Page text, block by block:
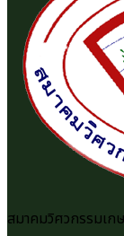
สมาคมวิศวกรรมเก